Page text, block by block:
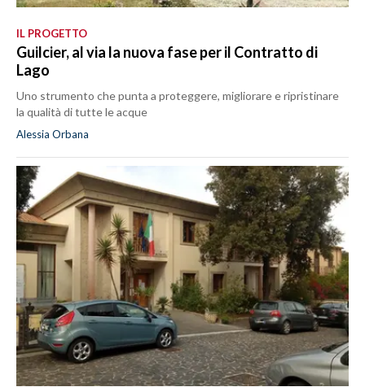
IL PROGETTO
Guilcier, al via la nuova fase per il Contratto di
Lago
Uno strumento che punta a proteggere, migliorare e ripristinare
la qualità di tutte le acque
Alessia Orbana